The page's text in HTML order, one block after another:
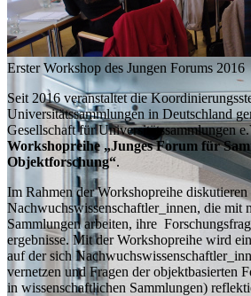
Erster Workshop des Jungen Forums 2016
Seit 2016 veranstaltet die
Universitätssammlungen in Deutschland
Gesellschaft für Universitäts­sammlungen
Workshopreihe „Junges Forum für
Objektforschung“.
Im Rahmen der Workshopreihe diskutieren
Nachwuchswissenschaftler_innen, die mit
Sammlungen arbeiten, ihre
ergebnisse. Mit der Workshopreihe wird
auf der sich
vernetzen und Fragen der objektbasierten
in wissenschaftlichen Sammlungen)